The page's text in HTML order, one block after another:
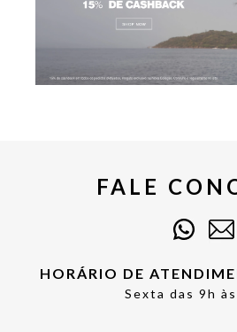
FALE
HORÁRIO DE
Sexta das 9h